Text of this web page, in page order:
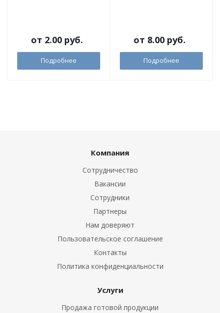
от 2.00 руб.
Подробнее
от 8.00 руб.
Подробнее
Компания
Сотрудничество
Вакансии
Сотрудники
Партнеры
Нам доверяют
Пользовательское соглашение
Контакты
Политика конфиденциальности
Услуги
Продажа готовой продукции